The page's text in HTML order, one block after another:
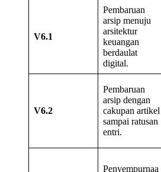
V6.1
Pembaruan
arsip menuju
arsitektur
keuangan
berdaulat
digital.
V6.2
Pembaruan
arsip dengan
cakupan artikel
sampai ratusan
entri.
Penyempurnaa